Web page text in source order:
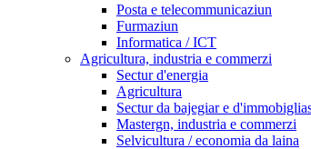
Posta e telecommunicaziun
Furmaziun
Informatica / ICT
Agricultura, industria e commerzi
Sectur d'energia
Agricultura
Sectur da bajegiar e
Mastergn, industria e commerzi
Selvicultura / economia da laina